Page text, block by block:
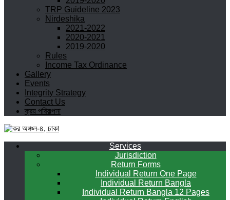
TRP Guideline 2023
Nirdeshika
2021-2022
2020-2021
2019-2020
Rules
Income Tax Ordinance
Gallery
Events
Integrity Strategy
Contact Us
ক্রয় পরিকল্পনা
Services
Jurisdiction
Return Forms
Individual Return One Page
Individual Return Bangla
Individual Return Bangla 12 Pages